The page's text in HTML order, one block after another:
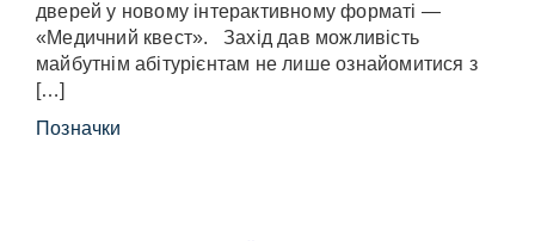
дверей у новому інтерактивному форматі —
«Медичний квест». Захід дав можливість
майбутнім абітурієнтам не лише ознайомитися з
[…]
Позначки